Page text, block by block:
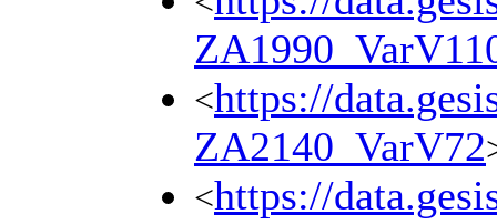
<https://
ZA2140_VarV72
<https://